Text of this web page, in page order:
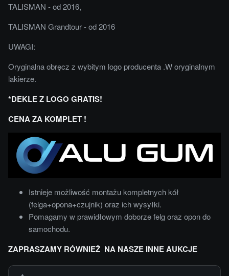
TALISMAN - od 2016,
TALISMAN Grandtour - od 2016
UWAGI:
Oryginalna obręcz z wybitym logo producenta .W oryginalnym
lakierze.
*DEKLE Z LOGO GRATIS!
CENA ZA KOMPLET !
Istnieje możliwość montażu kompletnych kół
(felga+opona+czujnik) oraz ich wysyłki.
Pomagamy w prawidłowym doborze felg oraz opon do
samochodu.
ZAPRASZAMY RÓWNIEŻ NA NASZE INNE AUKCJE